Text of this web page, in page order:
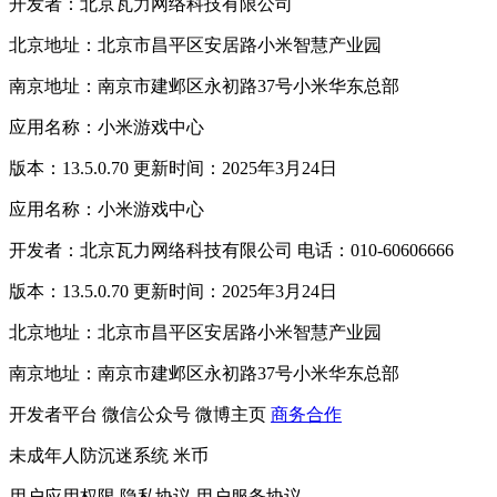
北京地址：北京市昌平区安居路小米智慧产业园
南京地址：南京市建邺区永初路37号小米华东总部
应用名称：小米游戏中心
版本：13.5.0.70 更新时间：2025年3月24日
应用名称：小米游戏中心
开发者：北京瓦力网络科技有限公司 电话：010-60606666
版本：13.5.0.70 更新时间：2025年3月24日
北京地址：北京市昌平区安居路小米智慧产业园
南京地址：南京市建邺区永初路37号小米华东总部
开发者平台 微信公众号 微博主页 商务合作
未成年人防沉迷系统 米币